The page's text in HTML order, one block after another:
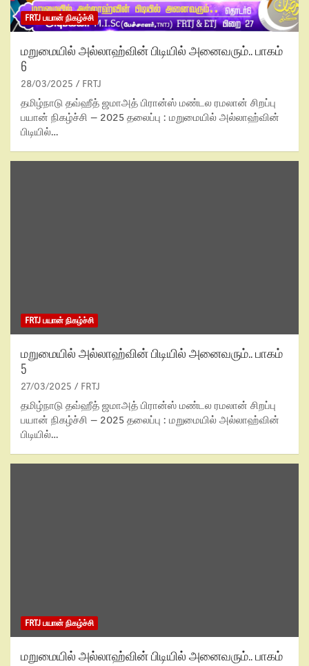
FRTJ பயான் நிகழ்ச்சி
மறுமையில் அல்லாஹ்வின் பிடியில் அனைவரும்.. பாகம்
6
28/03/2025 FRTJ
தமிழ்நாடு தவ்ஹீத் ஜமாஅத் பிரான்ஸ் மண்டல ரமலான் சிறப்பு
பயான் நிகழ்ச்சி – 2025 தலைப்பு : மறுமையில் அல்லாஹ்வின்
பிடியில்…
FRTJ பயான் நிகழ்ச்சி
மறுமையில் அல்லாஹ்வின் பிடியில் அனைவரும்.. பாகம்
5
27/03/2025 FRTJ
தமிழ்நாடு தவ்ஹீத் ஜமாஅத் பிரான்ஸ் மண்டல ரமலான் சிறப்பு
பயான் நிகழ்ச்சி – 2025 தலைப்பு : மறுமையில் அல்லாஹ்வின்
பிடியில்…
FRTJ பயான் நிகழ்ச்சி
மறுமையில் அல்லாஹ்வின் பிடியில் அனைவரும்.. பாகம்